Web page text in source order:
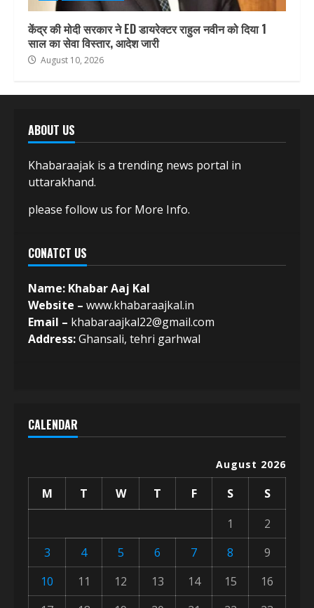
केंद्र की मोदी सरकार ने ED डायरेक्टर राहुल नवीन को दिया 1
साल का सेवा विस्तार, आदेश जारी
August 10, 2026
ABOUT US
Khabaraajak is a trending news portal in
uttarakhand.
please follow us for More Info.
CONATCT US
Name: Khabar Aaj Kal
Website – www.khabaraajkal.in
Email – khabaraajkal22@gmail.com
Address:Ghansali, tehri garhwal
CALENDAR
August 2026
M T W T F S
S
1
2
3
4 5 6 7 8
9
10
11 12 13 14 15
16